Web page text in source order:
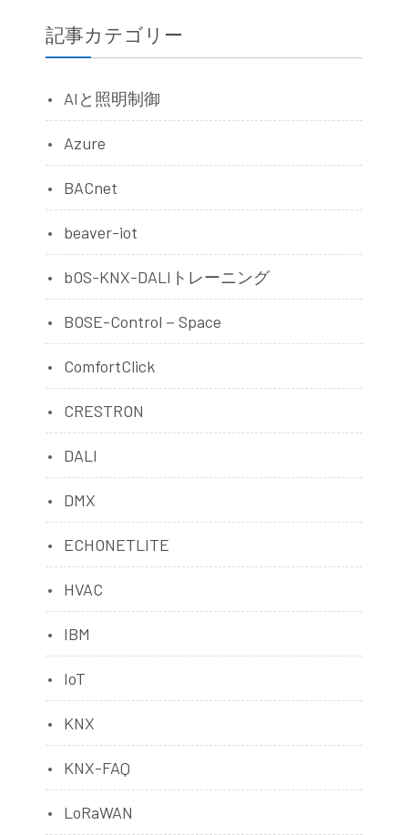
記事カテゴリー
AIと照明制御
Azure
BACnet
beaver-iot
bOS-KNX-DALIトレーニング
BOSE-Control－Space
ComfortClick
CRESTRON
DALI
DMX
ECHONETLITE
HVAC
IBM
IoT
KNX
KNX-FAQ
LoRaWAN